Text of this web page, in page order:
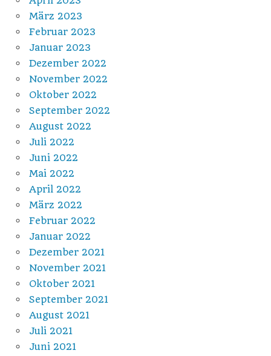
März 2023
Februar 2023
Januar 2023
Dezember 2022
November 2022
Oktober 2022
September 2022
August 2022
Juli 2022
Juni 2022
Mai 2022
April 2022
März 2022
Februar 2022
Januar 2022
Dezember 2021
November 2021
Oktober 2021
September 2021
August 2021
Juli 2021
Juni 2021